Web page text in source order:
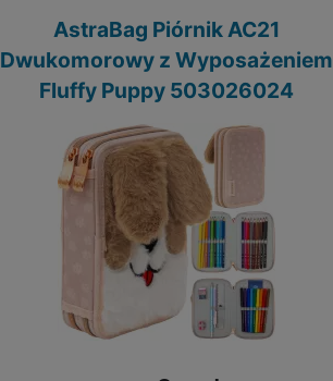
AstraBag Piórnik AC21
Dwukomorowy z Wyposażeniem
Fluffy Puppy 503026024